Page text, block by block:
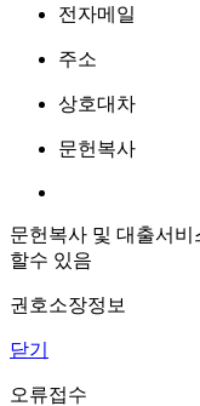
전자메일
주소
상호대차
문헌복사
문헌복사 및 대출서비
할수 있음
권호소장정보
닫기
오류접수